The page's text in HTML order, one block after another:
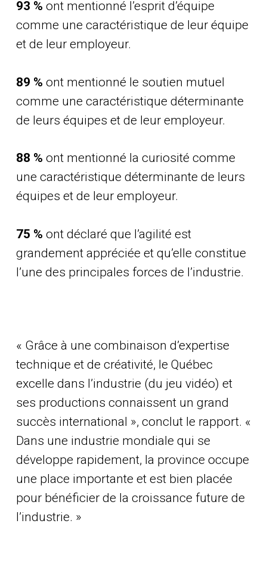
93 % ont mentionné l’esprit d’équipe
comme une caractéristique de leur équipe
et de leur employeur.
89 % ont mentionné le soutien mutuel
comme une caractéristique déterminante
de leurs équipes et de leur employeur.
88 % ont mentionné la curiosité comme
une caractéristique déterminante de leurs
équipes et de leur employeur.
75 % ont déclaré que l’agilité est
grandement appréciée et qu’elle constitue
l’une des principales forces de l’industrie.
« Grâce à une combinaison d’expertise
technique et de créativité, le Québec
excelle dans l’industrie (du jeu vidéo) et
ses productions connaissent un grand
succès international », conclut le rapport. «
Dans une industrie mondiale qui se
développe rapidement, la province occupe
une place importante et est bien placée
pour bénéficier de la croissance future de
l’industrie. »